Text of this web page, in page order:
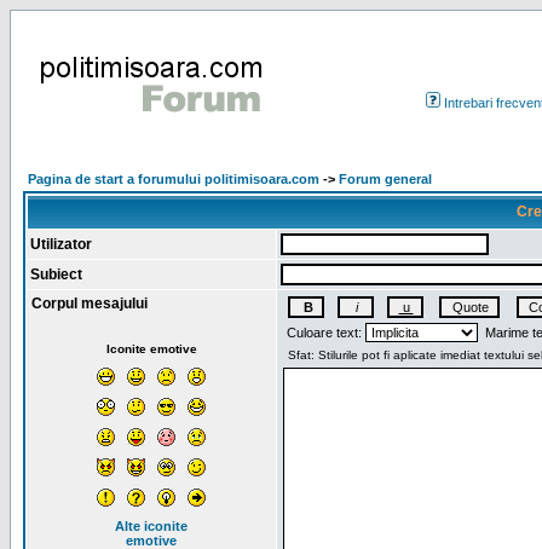
Intrebari
Pagina de start a forumului politimisoara.com -> Forum general
Utilizator
Subiect
Corpul mesajului
Iconite emotive
Alte iconite
emotive
Culoare text: Marime